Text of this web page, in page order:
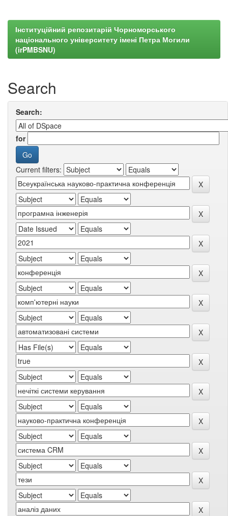
Інституційний репозитарій Чорноморського
національного університету імені Петра Могили
(irPMBSNU)
Search
Search:
for
Current filters: